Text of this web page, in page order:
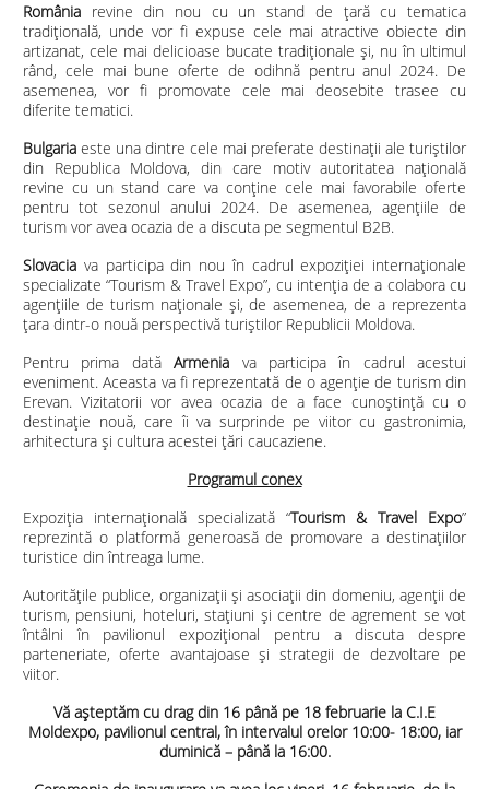
România revine din nou cu un stand de țară cu tematica
tradițională, unde vor fi expuse cele mai atractive obiecte din
artizanat, cele mai delicioase bucate tradiționale și, nu în ultimul
rând, cele mai bune oferte de odihnă pentru anul 2024. De
asemenea, vor fi promovate cele mai deosebite trasee cu
diferite tematici.
Bulgaria este una dintre cele mai preferate destinații ale turiștilor
din Republica Moldova, din care motiv autoritatea națională
revine cu un stand care va conține cele mai favorabile oferte
pentru tot sezonul anului 2024. De asemenea, agențiile de
turism vor avea ocazia de a discuta pe segmentul B2B.
Slovacia va participa din nou în cadrul expoziției internaționale
specializate “Tourism & Travel Expo”, cu intenția de a colabora cu
agențiile de turism naționale și, de asemenea, de a reprezenta
țara dintr-o nouă perspectivă turiștilor Republicii Moldova.
Pentru prima datăArmenia va participa în cadrul acestui
eveniment. Aceasta va fi reprezentată de o agenție de turism din
Erevan. Vizitatorii vor avea ocazia de a face cunoștință cu o
destinație nouă, care îi va surprinde pe viitor cu gastronimia,
arhitectura și cultura acestei țări caucaziene.
Programul conex
Expoziția internațională specializată “Tourism & Travel Expo”
reprezintă o platformă generoasă de promovare a destinațiilor
turistice din întreaga lume.
Autoritățile publice, organizații și asociații din domeniu, agenții de
turism, pensiuni, hoteluri, stațiuni și centre de agrement se vot
întâlni în pavilionul expozițional pentru a discuta despre
parteneriate, oferte avantajoase și strategii de dezvoltare pe
viitor.
Vă așteptăm cu drag din 16 până pe 18 februarie la C.I.E
Moldexpo, pavilionul central, în intervalul orelor 10:00- 18:00, iar
duminică – până la 16:00.